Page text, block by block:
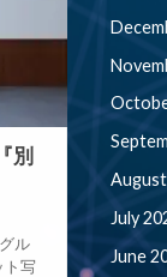
別
ル
ト写
July
June